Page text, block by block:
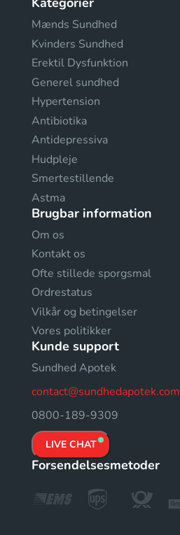
Mænds Sundhed
Kvinders Sundhed
Erektil Dysfunktion
Generel sundhed
Hypertension
Antibiotika
Antidepressiva
Hudpleje
Smertestillende
Astma
Brugbar information
Om os
Kontakt os
Ofte stillede sporgsmal
Ordrestatus
Vilkår og betingelser
Vores politikker
Kunde support
Sundhed Apotek
contact@sundhedapotek.com
0800-189-9309
LIVE CHAT
Forsendelsesmetoder